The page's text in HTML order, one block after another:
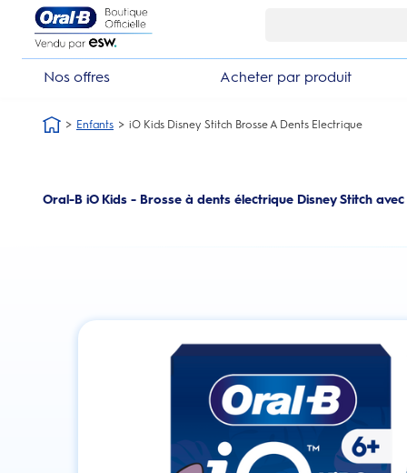
Skip Navigation1
Nos offres Acheter par produit
Enfants iO Kids Disney Stitch Brosse A Dents Electrique
Oral-B iO Kids - Brosse à dents électrique Disney Stitch